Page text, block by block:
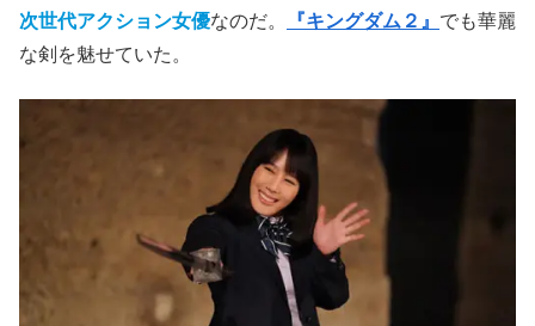
次世代アクション女優なのだ。 『キングダム２』 でも華麗
な剣を魅せていた。